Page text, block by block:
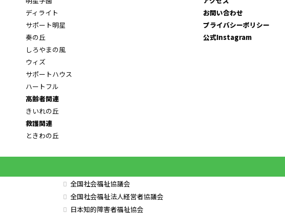
ディライト
サポート明星
奏の丘
しろやまの風
ウィズ
サポートハウス
ハートフル
高齢者関連
きいれの丘
救護関連
ときわの丘
お問い合わせ
プライバシーポリシー
公式Instagram
全国社会福祉協議会
全国社会福祉法人経営者協議会
日本知的障害者福祉協会